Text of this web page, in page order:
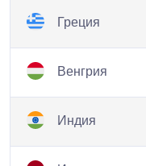
Греция
Венгрия
Индия